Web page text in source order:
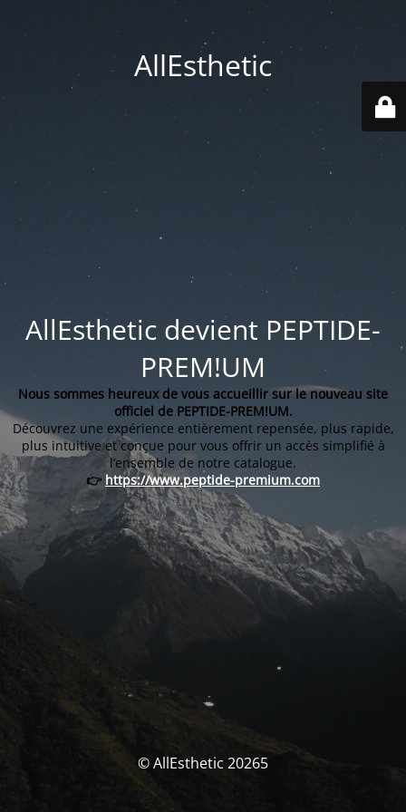
AllEsthetic
AllEsthetic devient PEPTIDE-
PREM!UM
Nous sommes heureux de vous accueillir sur le nouveau site
officiel de PEPTIDE-PREM!UM.
Découvrez une expérience entièrement repensée, plus rapide,
plus intuitive et conçue pour vous offrir un accès simplifié à
l’ensemble de notre catalogue.
👉 https://www.peptide-premium.com
© AllEsthetic 20265